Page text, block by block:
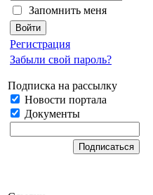
Запомнить меня
Регистрация
Забыли свой пароль?
Подписка на рассылку
Новости портала
Документы